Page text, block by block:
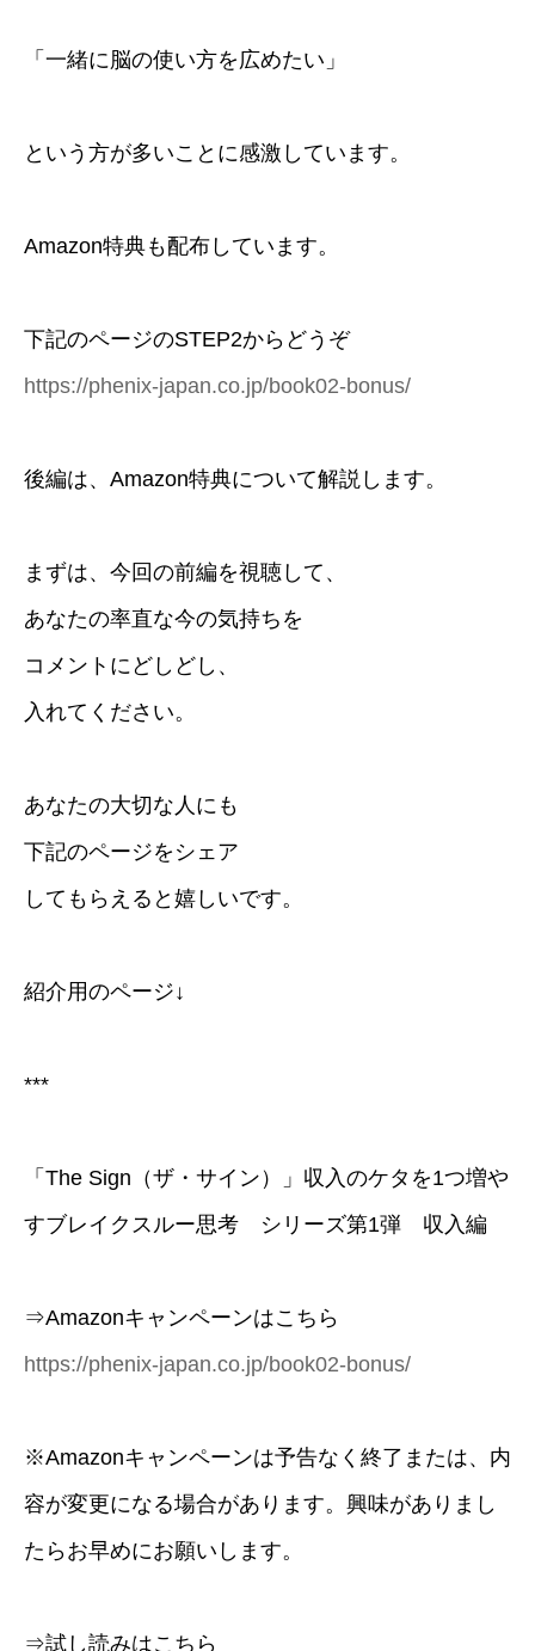
「一緒に脳の使い方を広めたい」
という方が多いことに感激しています。
Amazon特典も配布しています。
下記のページのSTEP2からどうぞ
https://phenix-japan.co.jp/book02-bonus/
後編は、Amazon特典について解説します。
まずは、今回の前編を視聴して、
あなたの率直な今の気持ちを
コメントにどしどし、
入れてください。
あなたの大切な人にも
下記のページをシェア
してもらえると嬉しいです。
紹介用のページ↓
***
「The Sign（ザ・サイン）」収入のケタを1つ増や
すブレイクスルー思考 シリーズ第1弾 収入編
⇒Amazonキャンペーンはこちら
https://phenix-japan.co.jp/book02-bonus/
※Amazonキャンペーンは予告なく終了または、内
容が変更になる場合があります。興味がありまし
たらお早めにお願いします。
⇒試し読みはこちら